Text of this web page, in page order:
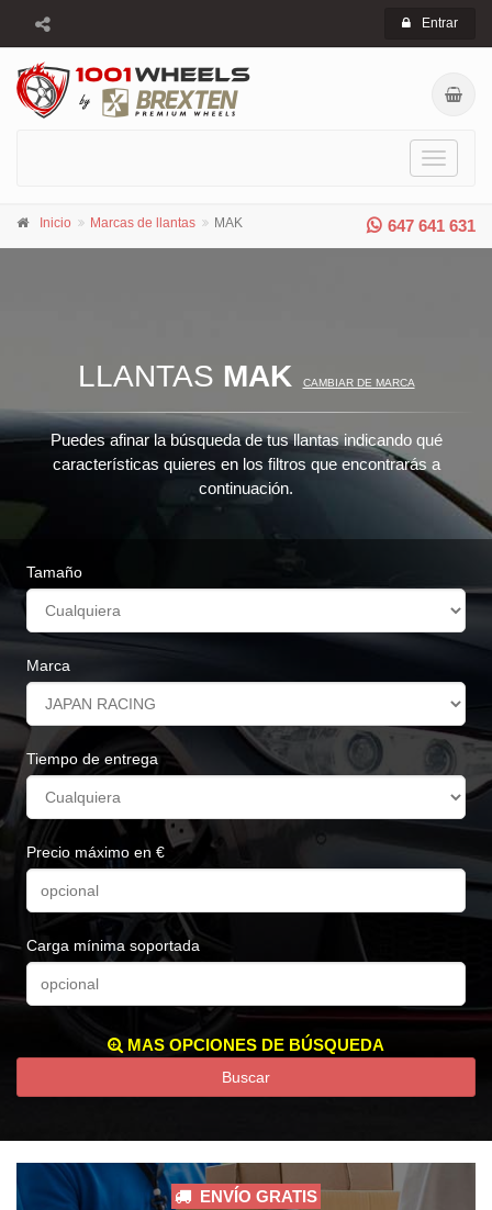
Entrar
Toggle
647 641 631
Inicio Marcas de llantas MAK
LLANTAS MAK CAMBIAR DE MARCA
Puedes afinar la búsqueda de tus llantas indicando qué
características quieres en los filtros que encontrarás a
continuación.
Tamaño
Marca
Tiempo de entrega
Precio máximo en €
Carga mínima soportada
MAS OPCIONES DE BÚSQUEDA
Buscar
ENVÍO GRATIS